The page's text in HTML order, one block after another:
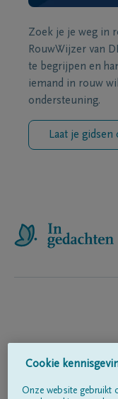
Zoek je je weg in
RouwWijzer van
te begrijpen en
iemand in rouw
ondersteuning.
Laat je
Cookie
Onze website gebruikt